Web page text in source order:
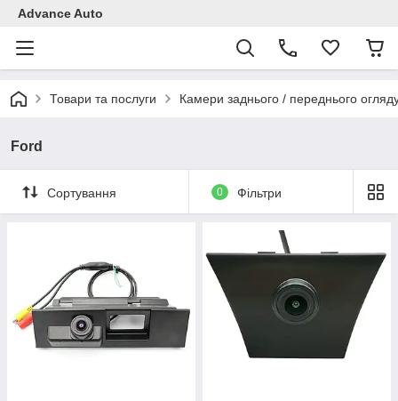
Advance Auto
Товари та послуги Камери заднього / переднього
Ford
Сортування 0 Фільтри